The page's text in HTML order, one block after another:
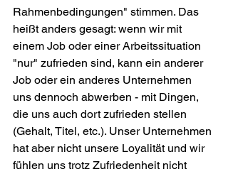
Rahmenbedingungen" stimmen. Das
heißt anders gesagt: wenn wir mit
einem Job oder einer Arbeitssituation
"nur" zufrieden sind, kann ein anderer
Job oder ein anderes Unternehmen
uns dennoch abwerben - mit Dingen,
die uns auch dort zufrieden stellen
(Gehalt, Titel, etc.). Unser Unternehmen
hat aber nicht unsere Loyalität und wir
fühlen uns trotz Zufriedenheit nicht